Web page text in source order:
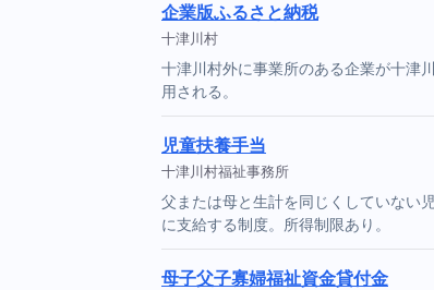
企業版ふるさと納税
十津川村
十津川村外に事業所のある企業が十津
用される。
児童扶養手当
十津川村福祉事務所
父または母と生計を同じくしていない
に支給する制度。所得制限あり。
母子父子寡婦福祉資金貸付金